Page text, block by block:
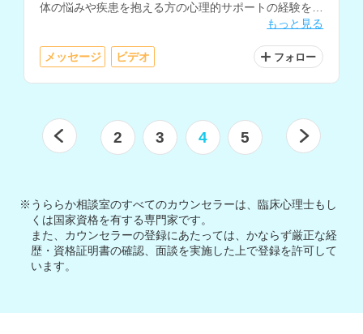
体の悩みや疾患を抱える方の心理的サポートの経験をお
持ちで、夢分析などのイメージを用いたアプローチも取
り入れられています。
もっと見る
メッセージ ビデオ フォロー
2 3 4 5
※うららか相談室のすべてのカウンセラーは、臨床心理士もし
くは国家資格を有する専門家です。
また、カウンセラーの登録にあたっては、かならず厳正な経
歴・資格証明書の確認、面談を実施した上で登録を許可して
います。